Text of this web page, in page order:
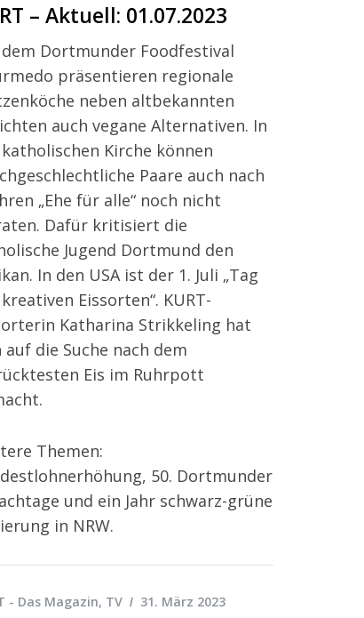
– Aktuell: 01.07.2023
Dortmunder Foodfestival
präsentieren regionale
neben altbekannten
auch vegane Alternativen. In
Kirche können
Paare auch nach
„Ehe für alle“ noch nicht
Dafür kritisiert die
Jugend Dortmund den
In den USA ist der 1. Juli „Tag
Eissorten“. KURT-
Katharina Strikkeling hat
auf die Suche nach dem
Eis im Ruhrpott
Themen:
50. Dortmunder
und ein Jahr schwarz-grüne
in NRW.
- Das Magazin, TV 31. März 2023